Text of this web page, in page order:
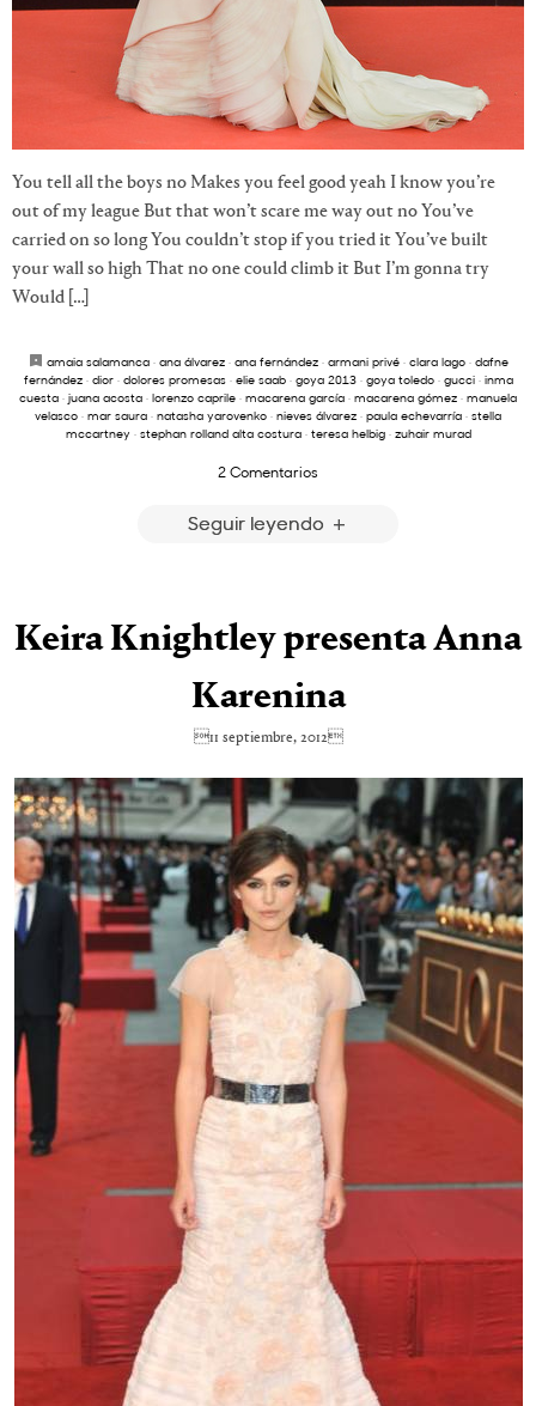
You tell all the boys no Makes you feel good yeah I know you’re
out of my league But that won’t scare me way out no You’ve
carried on so long You couldn’t stop if you tried it You’ve built
your wall so high That no one could climb it But I’m gonna try
Would […]
amaia salamanca· ana álvarez· ana fernández· armani privé· clara lago· dafne
fernández· dior· dolores promesas· elie saab· goya 2013· goya toledo· gucci· inma
cuesta · juana acosta · lorenzo caprile · macarena garcía · macarena gómez · manuela
velasco · mar saura · natasha yarovenko · nieves álvarez · paula echevarría · stella
mccartney· stephan rolland alta costura· teresa helbig· zuhair murad
2 Comentarios
Seguir leyendo
Keira Knightley presenta Anna
Karenina
11 septiembre, 2012